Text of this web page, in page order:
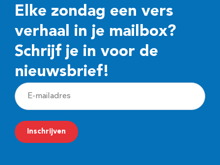
Elke zondag een vers
verhaal in je mailbox?
Schrijf je in voor de
nieuwsbrief!
E
-
m
a
Inschrijven